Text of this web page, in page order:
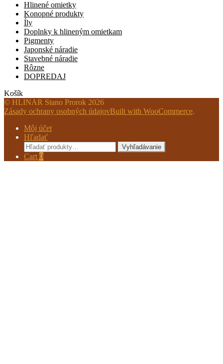
Hlinené omietky
Konopné produkty
Íly
Doplnky k hlineným omietkam
Pigmenty
Japonské náradie
Stavebné náradie
Rôzne
DOPREDAJ
Košík
© HLINÁR Stano Prorok 2026
Zásady ochrany osobných údajovBuilt with WooCommerce.
Môj účet
Hľadať
Hľadať:
Vyhľadávanie
Cart 0